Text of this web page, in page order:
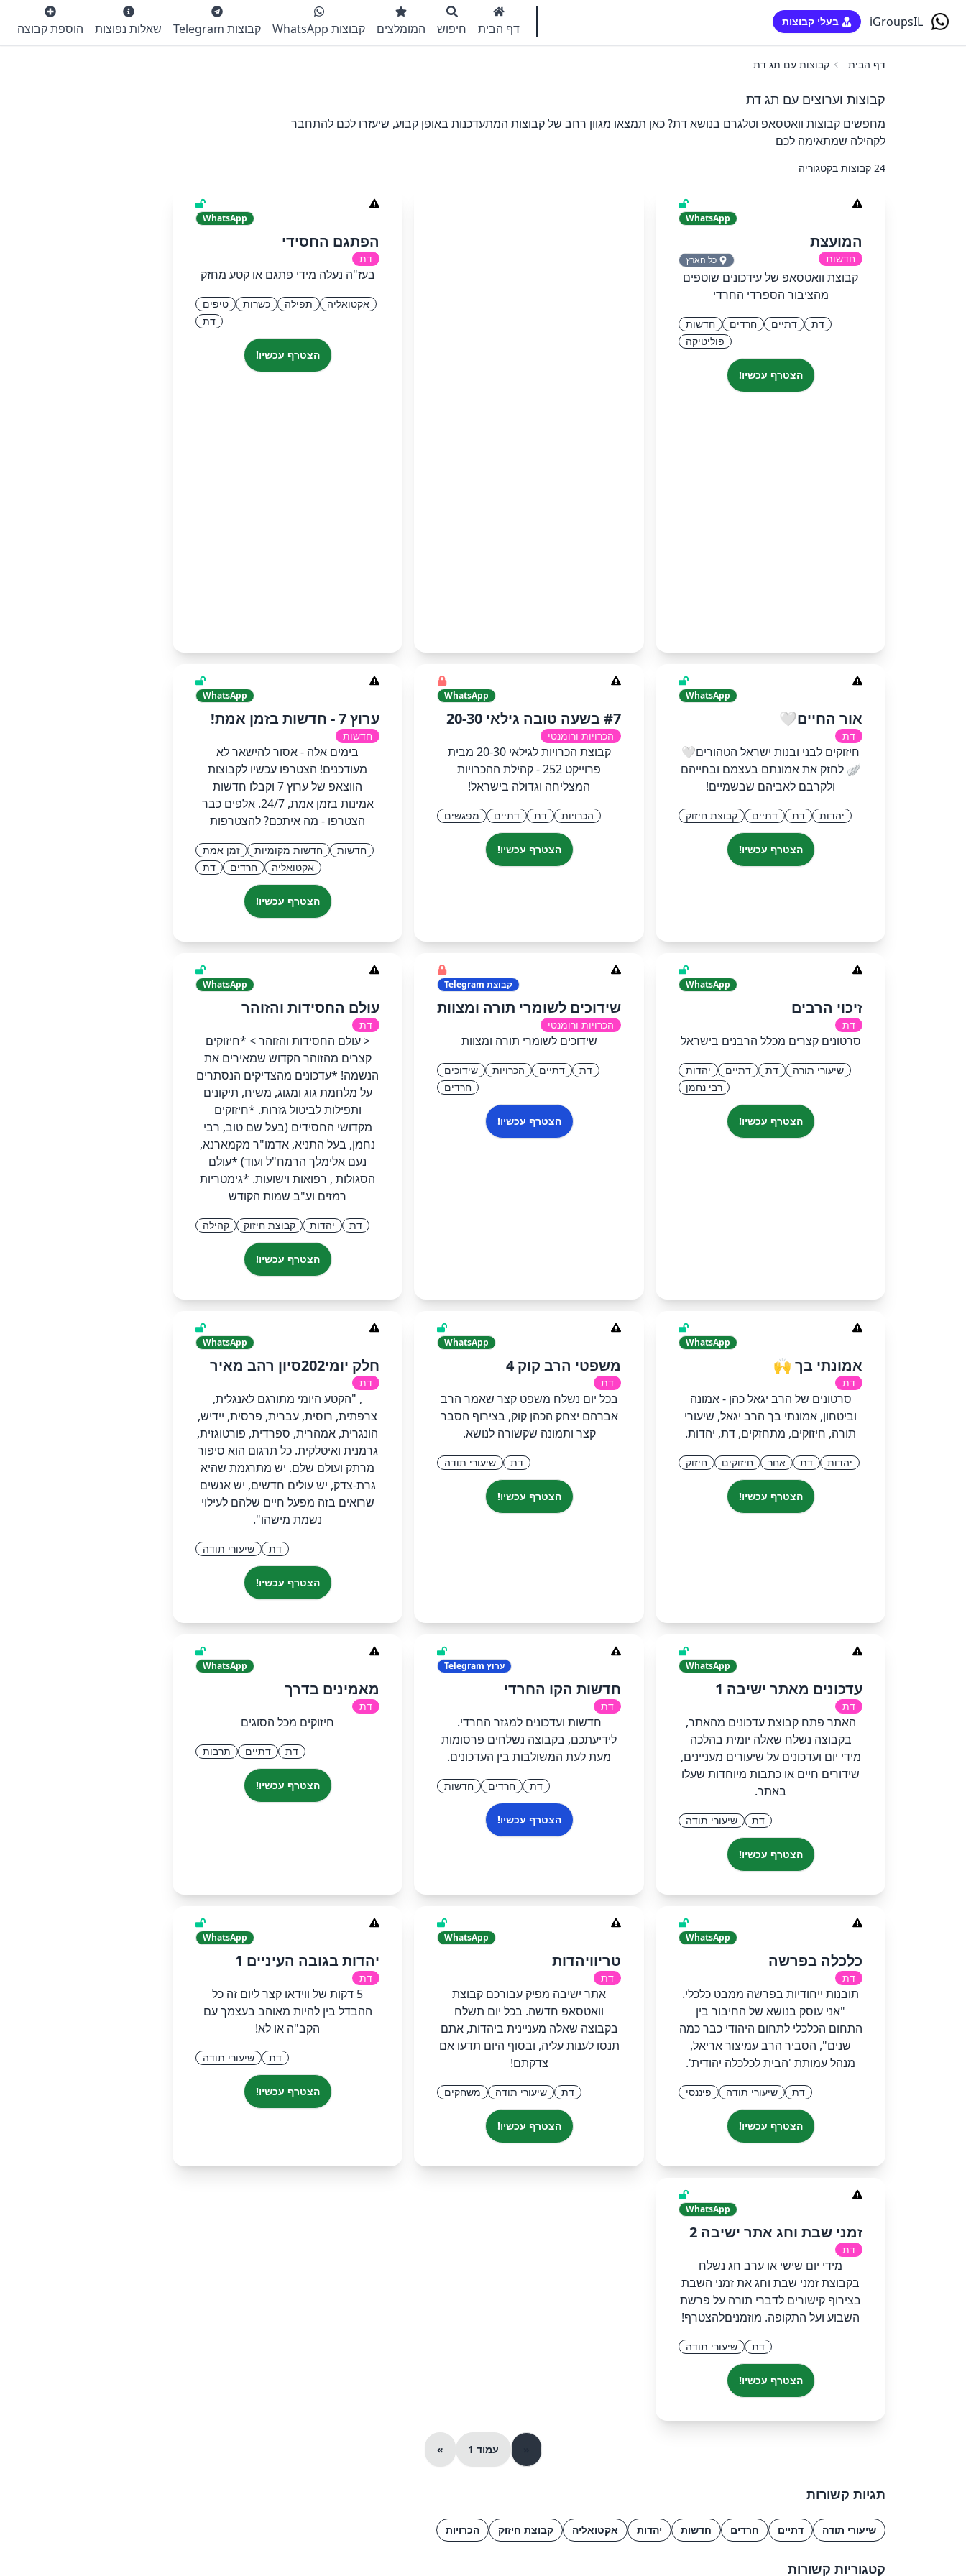
iGroupsIL בעלי קבוצות דף הבית חיפוש המומלצים קבוצות WhatsApp קבוצות Telegram שאלות נפוצות הוספת קבוצה
דף הבית קבוצות עם תג דת
קבוצות וערוצים עם תג דת
מחפשים קבוצות וואטסאפ וטלגרם בנושא דת? כאן תמצאו מגוון רחב של קבוצות המתעדכנות באופן קבוע, שיעזרו לכם להתחבר
לקהילה שמתאימה לכם
24 קבוצות בקטגוריה
WhatsApp
המועצת
חדשות כל הארץ
קבוצת וואטסאפ של עידכונים שוטפים
מהציבור הספרדי החרדי
דת דתיים חרדים
חדשות
פוליטיקה
הצטרף עכשיו!
WhatsApp
הפתגם החסידי
דת
בעז"ה נעלה מידי פתגם או קטע מחזק
אקטואליה תפילה כשרות
טיפים
דת
הצטרף עכשיו!
WhatsApp
אור החיים🤍
דת
חיזוקים לבני ובנות ישראל הטהורים🤍
🪽 לחזק את אמונתם בעצמם ובחייהם
ולקרבם לאביהם שבשמיים!
יהדות דת דתיים קבוצת חיזוק
הצטרף עכשיו!
WhatsApp
#7 בשעה טובה גילאי 20-30
הכרויות ורומנטי
קבוצת הכרויות לגילאי 20-30 מבית
פרוייקט 252 - קהילת ההכרויות
המצליחה וגדולה בישראל!
הכרויות דת דתיים מפגשים
הצטרף עכשיו!
WhatsApp
ערוץ 7 - חדשות בזמן אמת!
חדשות
בימים אלה - אסור להישאר לא
מעודכנים! הצטרפו עכשיו לקבוצות
הווצאפ של ערוץ 7 וקבלו חדשות
אמינות בזמן אמת, 24/7. אלפים כבר
הצטרפו - מה איתכם? להצטרפות
חדשות חדשות מקומיות
זמן אמת
אקטואליה
חרדים דת
הצטרף עכשיו!
WhatsApp
זיכוי הרבים
דת
סרטונים קצרים מכלל הרבנים בישראל
שיעורי תורה דת דתיים
יהדות
רבי נחמן
הצטרף עכשיו!
קבוצת
שידוכים לשומרי תורה ומצוות
הכרויות ורומנטי
שידוכים לשומרי תורה ומצוות
דת דתיים הכרויות
שידוכים
חרדים
הצטרף עכשיו!
WhatsApp
עולם החסידות והזוהר
דת
< עולם החסידות והזוהר > *חיזוקים
קצרים מהזוהר הקדוש שמאירים את
הנשמה! *עדכונים מהצדיקים הנסתרים
על מלחמת גוג ומגוג, משיח, תיקונים
ותפילות לביטול גזרות. *חיזוקים
מקדושי החסידים (בעל שם טוב, רבי
נחמן, בעל התניא, אדמו"ר מקמארנא,
נעם אלימלך הרמח"ל ועוד) *עולם
הסגולות , רפואות וישועות. *גימטריות
רמזים וע"ב שמות הקודש
דת יהדות קבוצת חיזוק קהילה
הצטרף עכשיו!
WhatsApp
אמונתי בך 🙌
דת
סרטונים של הרב יגאל כהן - אמונה
וביטחון, אמונתי בך הרב יגאל, שיעורי
תורה, חיזוקים, מתחזקים, דת, יהדות.
יהדות דת אחר חיזוקים חיזוק
הצטרף עכשיו!
WhatsApp
משפטי הרב קוק 4
דת
בכל יום נשלח משפט קצר שאמר הרב
אברהם יצחק הכהן קוק, בצירוף הסבר
קצר ותמונה שקשורה לנושא.
דת שיעורי תודה
הצטרף עכשיו!
WhatsApp
חלק יומי202סיון רהב מאיר
דת
, "הקטע היומי מתורגם לאנגלית,
צרפתית, רוסית, עברית, פרסית, יידיש,
הונגרית, אמהרית, ספרדית, פורטוגזית,
גרמנית ואיטלקית. כל תרגום הוא סיפור
מרתק ועולם שלם. יש מתרגמת שהיא
גרת-צדק, יש עולים חדשים, יש אנשים
שרואים בזה מפעל חיים שלהם לעילוי
נשמת מישהו".
דת שיעורי תודה
הצטרף עכשיו!
WhatsApp
עדכונים מאתר ישיבה 1
דת
האתר פתח קבוצת עדכונים מהאתר,
בקבוצה נשלח שאלה יומית בהלכה
מידי יום ועדכונים על שיעורים מעניינים,
שידורים חיים או כתבות מיוחדות שעלו
באתר.
דת שיעורי תודה
הצטרף עכשיו!
ערוץ
חדשות הקו החרדי
דת
חדשות ועדכונים למגזר החרדי.
לידיעתכם, בקבוצה נשלחים פרסומות
מעת לעת המשולבות בין העדכונים.
דת חרדים חדשות
הצטרף עכשיו!
WhatsApp
מאמינים בדרך
דת
חיזוקים מכל הסוגים
דת דתיים תרבות
הצטרף עכשיו!
WhatsApp
כלכלה בפרשה
דת
תובנות ייחודיות בפרשה ממבט כלכלי.
"אני עוסק בנושא של החיבור בין
התחום הכלכלי לתחום היהודי כבר כמה
שנים", הסביר הרב עמיצור אריאל,
מנהל עמותת 'הבית לכלכלה יהודית'.
דת שיעורי תודה פיננסי
הצטרף עכשיו!
WhatsApp
טריוויהדות
דת
אתר ישיבה מפיק עבורכם קבוצת
וואטסאפ חדשה. בכל יום תשלח
בקבוצה שאלה מעניינית ביהדות, אתם
תנסו לענות עליה, ובסוף היום תדעו אם
צדקתם!
דת שיעורי תודה משחקים
הצטרף עכשיו!
WhatsApp
יהדות בגובה העיניים 1
דת
5 דקות של ווידאו קצר ליום זה כל
ההבדל בין להיות מאוהב בעצמך עם
הקב"ה או לא!
דת שיעורי תודה
הצטרף עכשיו!
WhatsApp
זמני שבת וחג אתר ישיבה 2
דת
מידי יום שישי או ערב חג נשלח
בקבוצת זמני שבת וחג את זמני השבת
בצירוף קישורים לדברי תורה על פרשת
השבוע ועל התקופה. מוזמניםלהצטרף!
דת שיעורי תודה
הצטרף עכשיו!
עמוד 1 »
תגיות קשורות
שיעורי תודה דתיים חרדים חדשות יהדות אקטואליה קבוצת חיזוק הכרויות
קטגוריות קשורות